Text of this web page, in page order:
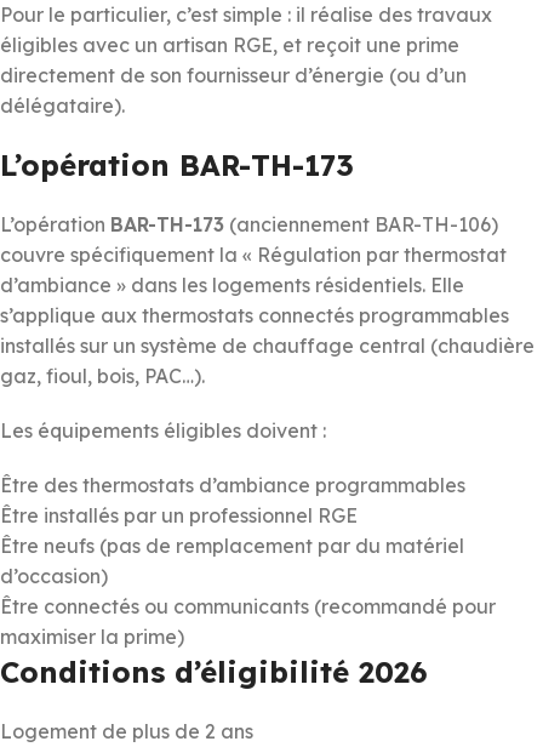
Pour le particulier, c’est simple : il réalise des travaux
éligibles avec un artisan RGE, et reçoit une prime
directement de son fournisseur d’énergie (ou d’un
délégataire).
L’opération BAR-TH-173
L’opération BAR-TH-173 (anciennement BAR-TH-106)
couvre spécifiquement la « Régulation par thermostat
d’ambiance » dans les logements résidentiels. Elle
s’applique aux thermostats connectés programmables
installés sur un système de chauffage central (chaudière
gaz, fioul, bois, PAC…).
Les équipements éligibles doivent :
Être des thermostats d’ambiance programmables
Être installés par un professionnel RGE
Être neufs (pas de remplacement par du matériel
d’occasion)
Être connectés ou communicants (recommandé pour
maximiser la prime)
Conditions d’éligibilité 2026
Logement de plus de 2 ans